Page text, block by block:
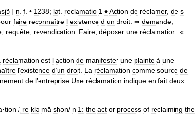
] n f . • 1238; lat reclamatio 1 ♦Action de réclamer, de s
faire reconnaître l existence d un droit . ⇒ demande
requête revendication Faire déposer une réclamation . «…
réclamation est l action de manifester une plainte à une
l’existence d’un droit La réclamation comme source de
de l’entreprise Une réclamation indique en fait deux
·tion / ˌre klə mā shən/ n 1: the act or process of reclaiming the